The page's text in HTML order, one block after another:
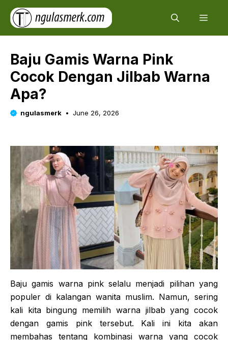
Skip
content
Baju Gamis Warna Pink
Cocok Dengan Jilbab Warna
Apa?
ngulasmerk June 26, 2026
Baju gamis warna pink selalu menjadi pilihan yang
populer di kalangan wanita muslim. Namun, sering
kali kita bingung memilih warna jilbab yang cocok
dengan gamis pink tersebut. Kali ini kita akan
membahas tentang kombinasi warna yang cocok